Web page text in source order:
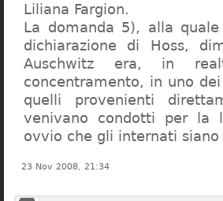
Liliana Fargion.
La domanda 5), alla
dichiarazione di Hoss,
Auschwitz era, in
concentramento, in uno
quelli provenienti
venivano condotti per la
ovvio che gli internati
23 Nov 2008, 21:34